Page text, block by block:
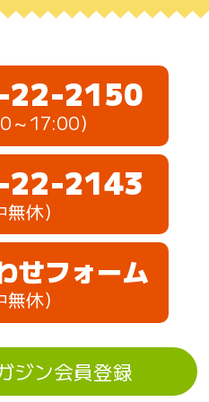
22-2150
～17:00）
22-2143
無休）
せフォーム
無休）
ジン会員登録